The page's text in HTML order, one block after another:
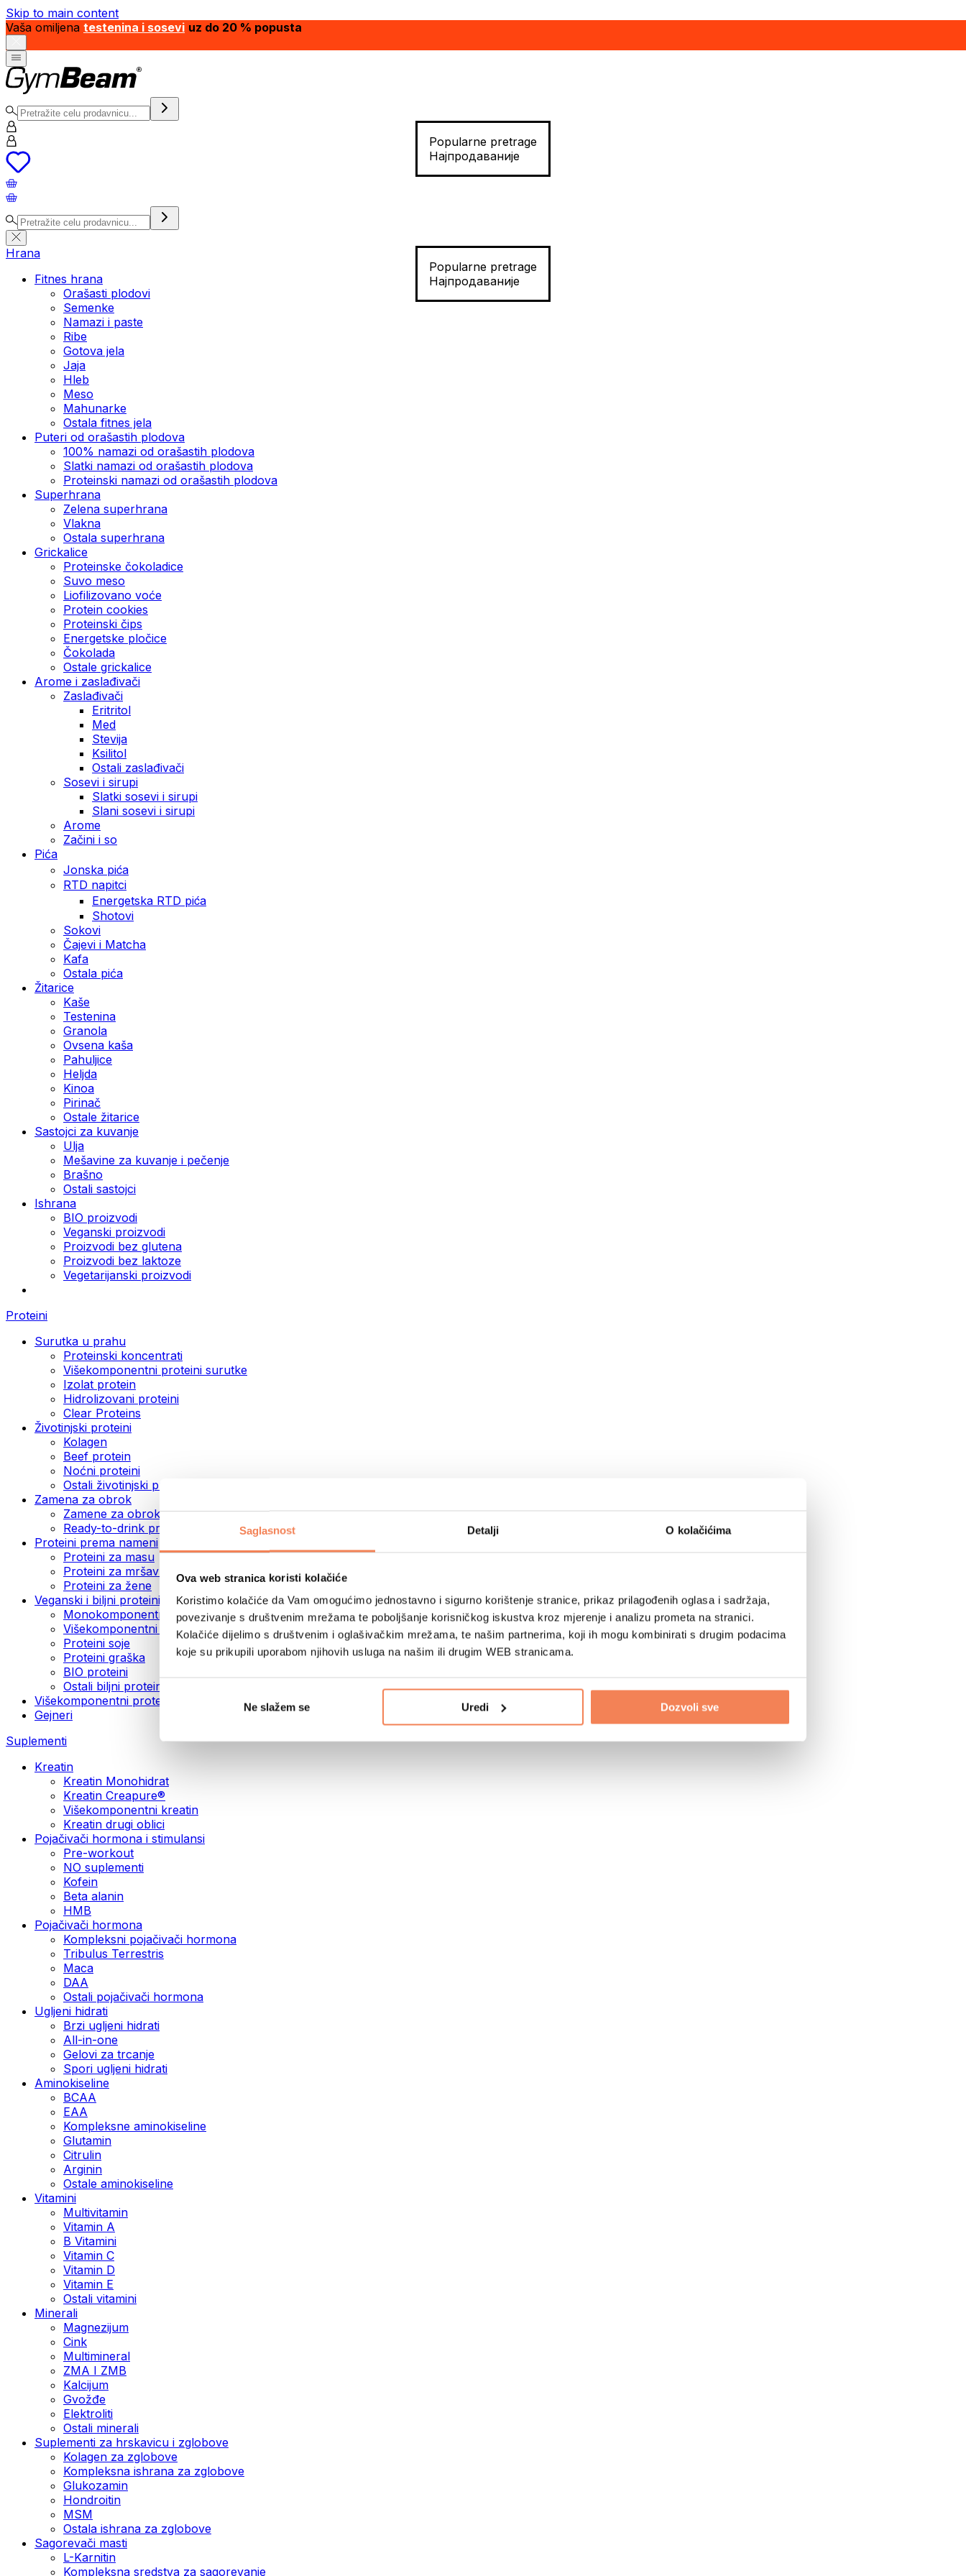
Saglasnost Detalji O kolačićima
Ova web stranica koristi kolačiće
Koristimo kolačiće da Vam omogućimo jednostavno i sigurno korištenje stranice, prikaz prilagođenih oglasa i sadržaja,
povezivanje s društvenim mrežama te poboljšanje korisničkog iskustva kroz mjerenje i analizu prometa na stranici.
Kolačiće dijelimo s društvenim i oglašivačkim mrežama, te našim partnerima, koji ih mogu kombinirati s drugim podacima
koje su prikupili uporabom njihovih usluga na našim ili drugim WEB stranicama.
Ne slažem se Uredi Dozvoli sve
Skip to main content
Vaša omiljena testenina i sosevi uz do 20 % popusta
Popularne pretrage
Најпродаваније
Popularne pretrage
Најпродаваније
Hrana
Fitnes hrana
Orašasti plodovi
Semenke
Namazi i paste
Ribe
Gotova jela
Јаја
Hleb
Meso
Mahunarke
Ostala fitnes jela
Puteri od orašastih plodova
100% namazi od orašastih plodova
Slatki namazi od orašastih plodova
Proteinski namazi od orašastih plodova
Superhrana
Zelena superhrana
Vlakna
Ostala superhrana
Grickalice
Proteinske čokoladice
Suvo meso
Liofilizovano voće
Protein cookies
Proteinski čips
Energetske pločice
Čokolada
Ostale grickalice
Arome i zaslađivači
Zaslađivači
Eritritol
Med
Stevija
Ksilitol
Ostali zaslađivači
Sosevi i sirupi
Slatki sosevi i sirupi
Slani sosevi i sirupi
Arome
Začini i so
Pića
Jonska pića
RTD napitci
Energetska RTD pića
Shotovi
Sokovi
Čajevi i Matcha
Kafa
Ostala pića
Žitarice
Kaše
Testenina
Granola
Ovsena kaša
Pahuljice
Heljda
Kinoa
Pirinač
Ostale žitarice
Sastojci za kuvanje
Ulja
Mešavine za kuvanje i pečenje
Brašno
Ostali sastojci
Ishrana
BIO proizvodi
Veganski proizvodi
Proizvodi bez glutena
Proizvodi bez laktoze
Vegetarijanski proizvodi
Proteini
Surutka u prahu
Proteinski koncentrati
Višekomponentni proteini surutke
Izolat protein
Hidrolizovani proteini
Clear Proteins
Životinjski proteini
Kolagen
Beef protein
Noćni proteini
Ostali životinjski proteini
Zamena za obrok
Zamene za obrok u prahu
Ready-to-drink proteinski napici
Proteini prema nameni
Proteini za masu
Proteini za mršavljenje
Proteini za žene
Veganski i biljni proteini
Monokomponentni veganski proteini
Višekomponentni veganski proteini
Proteini soje
Proteini graška
BIO proteini
Ostali biljni proteini
Višekomponentni proteini
Gejneri
Suplementi
Kreatin
Kreatin Monohidrat
Kreatin Creapure®
Višekomponentni kreatin
Kreatin drugi oblici
Pojačivači hormona i stimulansi
Pre-workout
NO suplementi
Kofein
Beta alanin
HMB
Pojačivači hormona
Kompleksni pojačivači hormona
Tribulus Terrestris
Maca
DAA
Ostali pojačivači hormona
Ugljeni hidrati
Brzi ugljeni hidrati
All-in-one
Gelovi za trcanje
Spori ugljeni hidrati
Aminokiseline
BCAA
ЕАА
Kompleksne aminokiseline
Glutamin
Citrulin
Arginin
Ostale aminokiseline
Vitamini
Multivitamin
Vitamin A
B Vitamini
Vitamin C
Vitamin D
Vitamin E
Ostali vitamini
Minerali
Magnezijum
Cink
Multimineral
ZMA I ZMB
Kalcijum
Gvožđe
Elektroliti
Ostali minerali
Suplementi za hrskavicu i zglobove
Kolagen za zglobove
Kompleksna ishrana za zglobove
Glukozamin
Hondroitin
MSM
Ostala ishrana za zglobove
Sagorevači masti
L-Karnitin
Kompleksna sredstva za sagorevanje